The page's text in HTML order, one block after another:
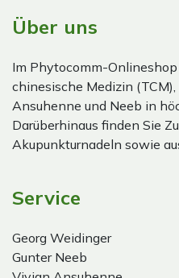
Über uns
Im Phytocomm-
chinesische Medizin
Ansuhenne und Neeb in
Darüberhinaus finden Sie
Akupunkturnadeln sowie
Service
Georg Weidinger
Gunter Neeb